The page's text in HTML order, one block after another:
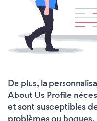
De plus, la
About Us Profile
et sont susceptibles